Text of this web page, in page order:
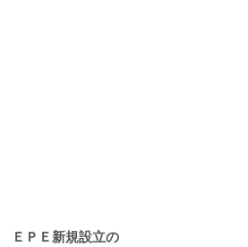
ＥＰＥ新規設立の